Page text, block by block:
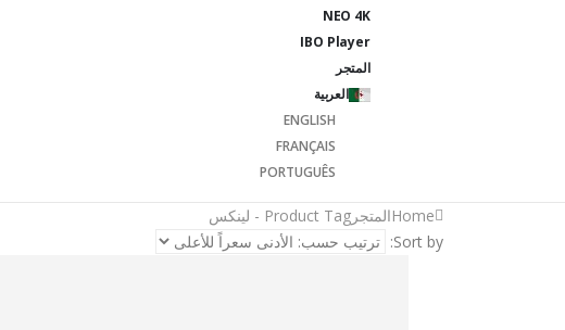
NEO 4K
IBO Player
المتجر
العربية
ENGLISH
FRANÇAIS
PORTUGUÊS
Homeالمتجر Product Tag -
لينكس
Sort by: